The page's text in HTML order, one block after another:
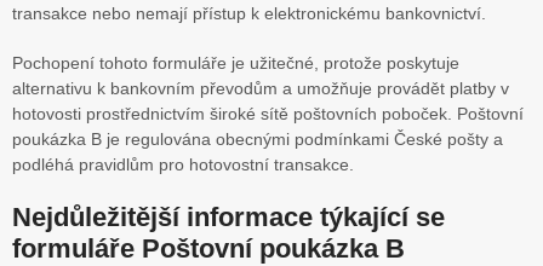
transakce nebo nemají přístup k elektronickému bankovnictví.
Pochopení tohoto formuláře je užitečné, protože poskytuje
alternativu k bankovním převodům a umožňuje provádět platby v
hotovosti prostřednictvím široké sítě poštovních poboček. Poštovní
poukázka B je regulována obecnými podmínkami České pošty a
podléhá pravidlům pro hotovostní transakce.
Nejdůležitější informace týkající se
formuláře Poštovní poukázka B